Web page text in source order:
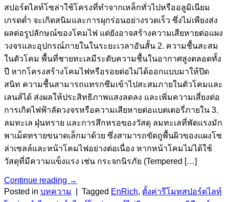
สปอร์ตไลท์โซล่าใช้โครงที่ทำจากเหล็กทั่วไปหรืออลูมิเนียม
เกรดต่ำ จะเกิดสนิมและการผุกร่อนอย่างรวดเร็ว ซึ่งไม่เพียงส่ง
ผลต่อรูปลักษณ์ของโคมไฟ แต่ยังอาจสร้างความเสียหายต่อแผง
วงจรและอุปกรณ์ภายในในระยะเวลาอันสั้น 2. ความชื้นสะสม
ในตัวโคม พื้นที่ชายทะเลมีระดับความชื้นในอากาศสูงตลอดทั้ง
ปี หากโครงสร้างโคมไฟหรือรอยต่อไม่ได้ออกแบบมาให้ปิด
สนิท ความชื้นสามารถแทรกซึมเข้าไปสะสมภายในตัวโคมและ
เลนส์ได้ ส่งผลให้ประสิทธิภาพแสงลดลง และเพิ่มความเสี่ยงต่อ
การเกิดไฟฟ้าลัดวงจรหรือความเสียหายต่อแบตเตอรี่ภายใน 3.
ลมทะเล ฝุ่นทราย และการสึกหรอของวัสดุ ลมทะเลที่พัดแรงมัก
พาเม็ดทรายขนาดเล็กมาด้วย ซึ่งสามารถขัดถูพื้นผิวของแผงโซ
ล่าเซลล์และหน้าโคมไฟอย่างต่อเนื่อง หากหน้าโคมไม่ได้ใช้
วัสดุที่มีความแข็งแรง เช่น กระจกนิรภัย (Tempered […]
Continue reading →
Posted in บทความ Tagged EnRich, ตั้งค่ารีโมทสปอร์ตไลท์